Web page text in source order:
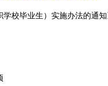
校毕业生）实施办法的通